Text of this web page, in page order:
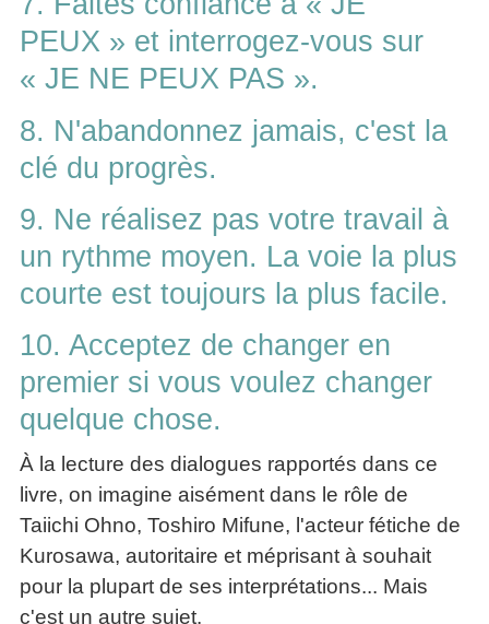
PEUX » et interrogez-vous sur
« JE NE PEUX PAS ».
8. N'abandonnez jamais, c'est la
clé du progrès.
9. Ne réalisez pas votre travail à
un rythme moyen. La voie la plus
courte est toujours la plus facile.
10. Acceptez de changer en
premier si vous voulez changer
quelque chose.
À la lecture des dialogues rapportés dans ce
livre, on imagine aisément dans le rôle de
Taiichi Ohno, Toshiro Mifune, l'acteur fétiche de
Kurosawa, autoritaire et méprisant à souhait
pour la plupart de ses interprétations... Mais
c'est un autre sujet.